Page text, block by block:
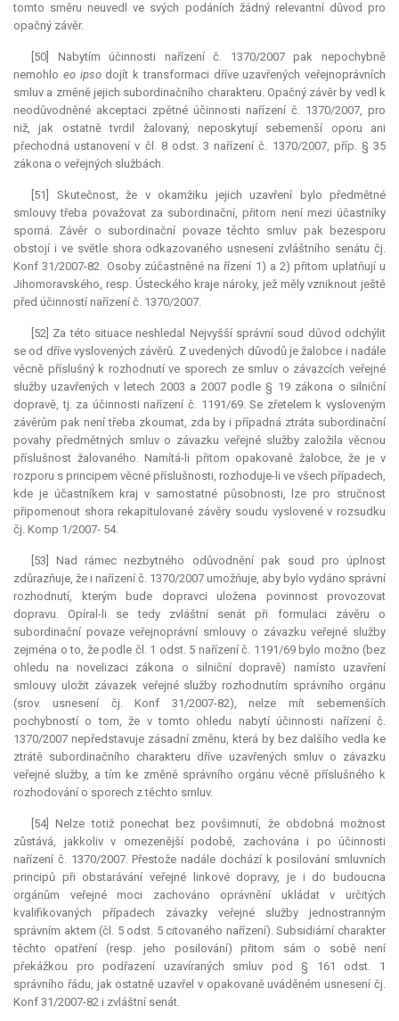
tomto směru neuvedl ve svých podáních žádný relevantnídůvod pro
opačný závěr.
[50] Nabytím účinnosti nařízení č. 1370/2007 pak nepochybně
nemohlo eo ipsodojít k transformaci dříve uzavřených veřejnoprávních
smluv a změně jejich subordinačního charakteru. Opačný závěr by vedl k
neodůvodněné akceptaci zpětné účinnosti nařízení č. 1370/2007, pro
niž, jak ostatně tvrdil žalovaný, neposkytují sebemenší oporu ani
přechodná ustanovení v čl. 8 odst. 3 nařízení č. 1370/2007, příp. § 35
zákona o veřejných službách.
[51] Skutečnost, že v okamžiku jejich uzavření bylo předmětné
smlouvy třeba považovat za subordinační, přitom není mezi účastníky
sporná. Závěr o subordinační povaze těchto smluv pak bezesporu
obstojí i ve světle shora odkazovaného usnesení zvláštního senátu čj.
Konf 31/2007-82. Osoby zúčastněné na řízení 1) a 2) přitom uplatňují u
Jihomoravského, resp. Ústeckého kraje nároky, jež měly vzniknout ještě
před účinností nařízení č. 1370/2007.
[52] Za této situace neshledal Nejvyšší správní soud důvod odchýlit
se od dříve vyslovených závěrů. Z uvedených důvodů je žalobce i nadále
věcně příslušný k rozhodnutí ve sporech ze smluv o závazcích veřejné
služby uzavřených v letech 2003 a 2007 podle § 19 zákona o silniční
dopravě, tj. za účinnosti nařízení č. 1191/69. Se zřetelem k vysloveným
závěrům pak není třeba zkoumat, zda by i případná ztráta subordinační
povahy předmětných smluv o závazku veřejné služby založila věcnou
příslušnost žalovaného. Namítá-li přitom opakovaně žalobce, že je v
rozporu s principem věcné příslušnosti, rozhoduje-li ve všech případech,
kde je účastníkem kraj v samostatné působnosti, lze pro stručnost
připomenout shora rekapitulované závěry soudu vyslovené v rozsudku
čj. Komp 1/2007- 54.
[53] Nad rámec nezbytného odůvodnění pak soud pro úplnost
zdůrazňuje, že i nařízení č. 1370/2007 umožňuje, aby bylo vydáno správní
rozhodnutí, kterým bude dopravci uložena povinnost provozovat
dopravu. Opíral-li se tedy zvláštní senát při formulaci závěru o
subordinační povaze veřejnoprávní smlouvy o závazku veřejné služby
zejména o to, že podle čl. 1 odst. 5 nařízení č. 1191/69 bylo možno (bez
ohledu na novelizaci zákona o silniční dopravě) namísto uzavření
smlouvy uložit závazek veřejné služby rozhodnutím správního orgánu
(srov. usnesení čj. Konf 31/2007-82), nelze mít sebemenších
pochybností o tom, že v tomto ohledu nabytí účinnosti nařízení č.
1370/2007 nepředstavuje zásadní změnu, která by bez dalšího vedla ke
ztrátě subordinačního charakteru dříve uzavřených smluv o závazku
veřejné služby, a tím ke změně správního orgánu věcně příslušného k
rozhodování o sporech z těchto smluv.
[54] Nelze totiž ponechat bez povšimnutí, že obdobná možnost
zůstává, jakkoliv v omezenější podobě, zachována i po účinnosti
nařízení č. 1370/2007. Přestože nadále dochází k posilování smluvních
principů při obstarávání veřejné linkové dopravy, je i do budoucna
orgánům veřejné moci zachováno oprávnění ukládat v určitých
kvalifikovaných případech závazky veřejné služby jednostranným
správním aktem (čl. 5 odst. 5 citovaného nařízení). Subsidiární charakter
těchto opatření (resp. jeho posilování) přitom sám o sobě není
překážkou pro podřazení uzavíraných smluv pod § 161 odst. 1
správního řádu, jak ostatně uzavřel v opakovaně uváděném usnesení čj.
Konf 31/2007-82 i zvláštní senát.